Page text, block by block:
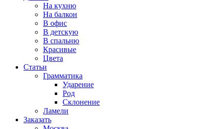
На кухню
На балкон
В офис
В детскую
В спальню
Красивые
Цвета
Статьи
Грамматика
Ударение
Род
Склонение
Ламели
Заказать